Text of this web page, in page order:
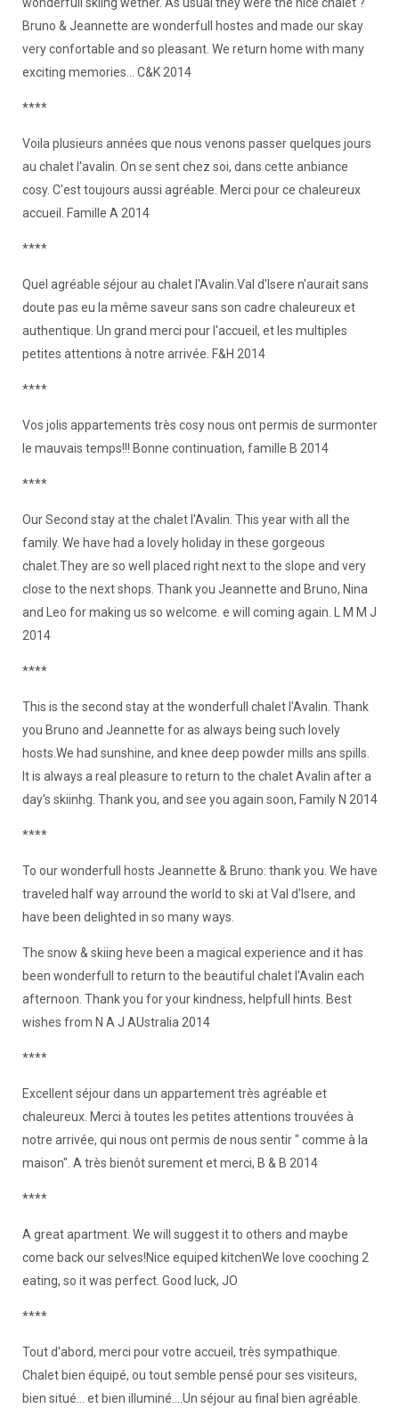
Bruno & Jeannette are wonderfull hostes and made our skay
very confortable and so pleasant. We return home with many
exciting memories... C&K 2014
****
Voila plusieurs années que nous venons passer quelques jours
au chalet l'avalin. On se sent chez soi, dans cette anbiance
cosy. C'est toujours aussi agréable. Merci pour ce chaleureux
accueil. Famille A 2014
****
Quel agréable séjour au chalet l'Avalin.Val d'Isere n'aurait sans
doute pas eu la même saveur sans son cadre chaleureux et
authentique. Un grand merci pour l'accueil, et les multiples
petites attentions à notre arrivée. F&H 2014
****
Vos jolis appartements très cosy nous ont permis de surmonter
le mauvais temps!!! Bonne continuation, famille B 2014
****
Our Second stay at the chalet l'Avalin. This year with all the
family. We have had a lovely holiday in these gorgeous
chalet.They are so well placed right next to the slope and very
close to the next shops. Thank you Jeannette and Bruno, Nina
and Leo for making us so welcome. e will coming again. L M M J
2014
****
This is the second stay at the wonderfull chalet l'Avalin. Thank
you Bruno and Jeannette for as always being such lovely
hosts.We had sunshine, and knee deep powder mills ans spills.
It is always a real pleasure to return to the chalet Avalin after a
day's skiinhg. Thank you, and see you again soon, Family N 2014
****
To our wonderfull hosts Jeannette & Bruno: thank you. We have
traveled half way arround the world to ski at Val d'Isere, and
have been delighted in so many ways.
The snow & skiing heve been a magical experience and it has
been wonderfull to return to the beautiful chalet l'Avalin each
afternoon. Thank you for your kindness, helpfull hints. Best
wishes from N A J AUstralia 2014
****
Excellent séjour dans un appartement très agréable et
chaleureux. Merci à toutes les petites attentions trouvées à
notre arrivée, qui nous ont permis de nous sentir " comme à la
maison". A très bienôt surement et merci, B & B 2014
****
A great apartment. We will suggest it to others and maybe
come back our selves!Nice equiped kitchenWe love cooching 2
eating, so it was perfect. Good luck, JO
****
Tout d'abord, merci pour votre accueil, très sympathique.
Chalet bien équipé, ou tout semble pensé pour ses visiteurs,
bien situé... et bien illuminé....Un séjour au final bien agréable.